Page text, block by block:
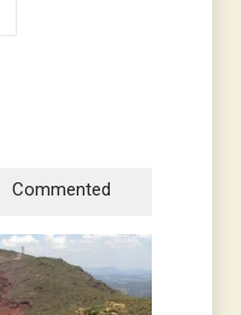
Commented